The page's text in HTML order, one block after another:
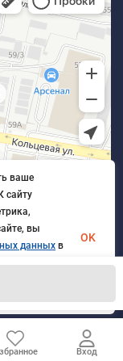
защищены
Вход
ваше
cайту
вы
данных в
OK